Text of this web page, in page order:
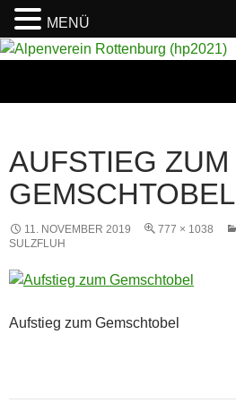
AUFSTIEG ZUM
GEMSCHTOBEL
11. NOVEMBER 2019 777 × 1038
SULZFLUH
Aufstieg zum Gemschtobel
MENÜ